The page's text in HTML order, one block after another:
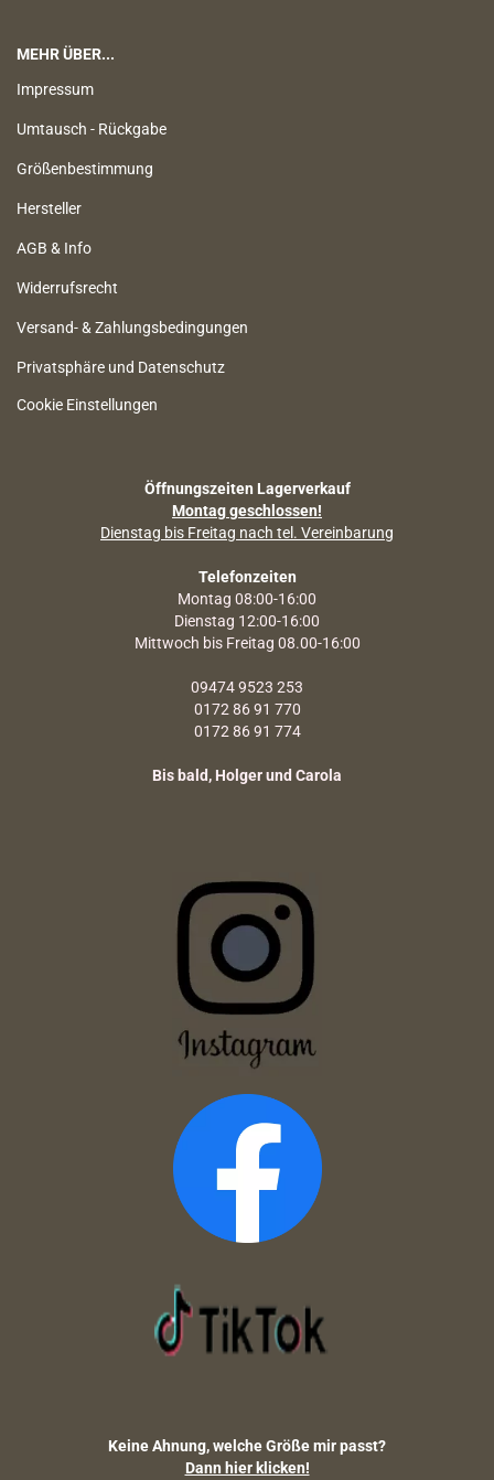
MEHR ÜBER...
Impressum
Umtausch - Rückgabe
Größenbestimmung
Hersteller
AGB & Info
Widerrufsrecht
Versand- & Zahlungsbedingungen
Privatsphäre und Datenschutz
Cookie Einstellungen
Öffnungszeiten Lagerverkauf
Montag geschlossen!
Dienstag bis Freitag nach tel. Vereinbarung
Telefonzeiten
Montag 08:00-16:00
Dienstag 12:00-16:00
Mittwoch bis Freitag 08.00-16:00
09474 9523 253
0172 86 91 770
0172 86 91 774
Bis bald, Holger und Carola
Keine Ahnung, welche Größe mir passt?
Dann hier klicken!